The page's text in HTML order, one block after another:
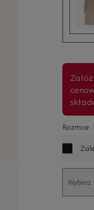
Rozmiar
Wybierz